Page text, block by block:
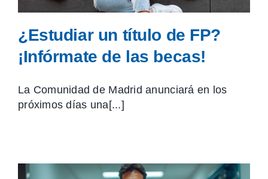
¿Estudiar un título de FP?
¡Infórmate de las becas!
La Comunidad de Madrid anunciará en los
próximos días una[...]